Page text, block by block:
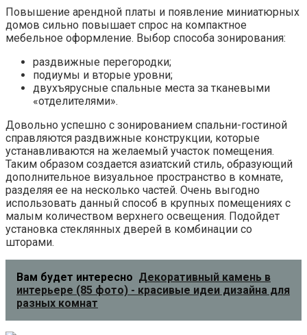
Повышение арендной платы и появление миниатюрных
домов сильно повышает спрос на компактное
мебельное оформление. Выбор способа зонирования:
раздвижные перегородки;
подиумы и вторые уровни;
двухъярусные спальные места за тканевыми
«отделителями».
Довольно успешно с зонированием спальни-гостиной
справляются раздвижные конструкции, которые
устанавливаются на желаемый участок помещения.
Таким образом создается азиатский стиль, образующий
дополнительное визуальное пространство в комнате,
разделяя ее на несколько частей. Очень выгодно
использовать данный способ в крупных помещениях с
малым количеством верхнего освещения. Подойдет
установка стеклянных дверей в комбинации со
шторами.
Вам будет интересно Декоративный камень в
интерьере (85 фото) - красивые идеи дизайна для
разных комнат